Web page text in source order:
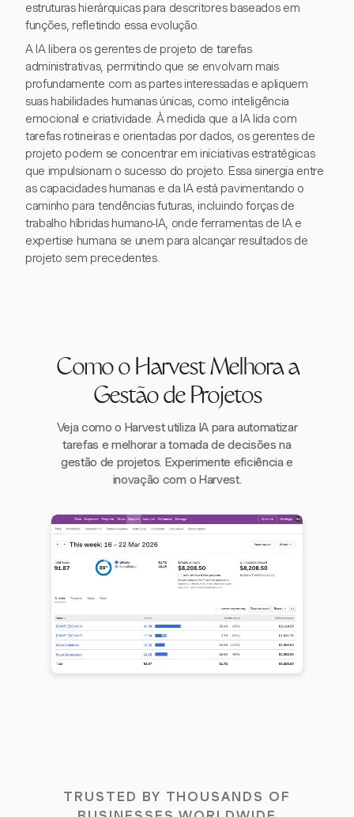
estruturas hierárquicas para descritores baseados em
funções, refletindo essa evolução.
A IA libera os gerentes de projeto de tarefas
administrativas, permitindo que se envolvam mais
profundamente com as partes interessadas e apliquem
suas habilidades humanas únicas, como inteligência
emocional e criatividade. À medida que a IA lida com
tarefas rotineiras e orientadas por dados, os gerentes de
projeto podem se concentrar em iniciativas estratégicas
que impulsionam o sucesso do projeto. Essa sinergia entre
as capacidades humanas e da IA está pavimentando o
caminho para tendências futuras, incluindo forças de
trabalho híbridas humano-IA, onde ferramentas de IA e
expertise humana se unem para alcançar resultados de
projeto sem precedentes.
Como o Harvest Melhora a
Gestão de Projetos
Veja como o Harvest utiliza IA para automatizar
tarefas e melhorar a tomada de decisões na
gestão de projetos. Experimente eficiência e
inovação com o Harvest.
TRUSTED BY THOUSANDS OF